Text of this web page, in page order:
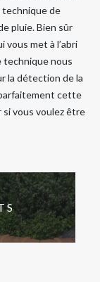
de
pluie. Bien sûr
vous met à l’abri
technique nous
la détection de la
cette
si vous voulez être